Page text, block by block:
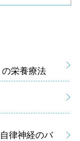
の栄養療法
律神経のバ